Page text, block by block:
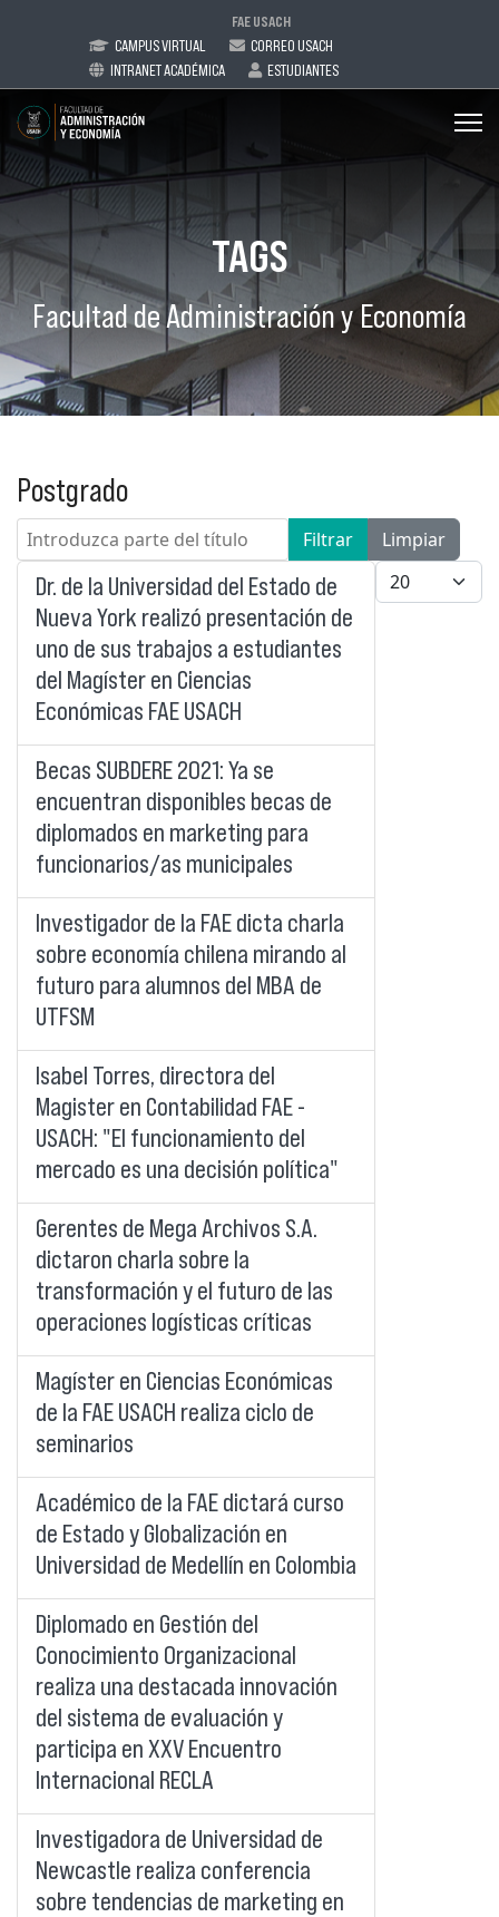
FAE USACH
CAMPUS VIRTUAL
CORREO USACH
INTRANET ACADÉMICA
ESTUDIANTES
TAGS
Facultad de Administración y Economía
Postgrado
Introduzca parte del título Filtrar
Limpiar
Cantidad a
Dr. de la Universidad del Estado de
Nueva York realizó presentación de
uno de sus trabajos a estudiantes
del Magíster en Ciencias
Económicas FAE USACH
Becas SUBDERE 2021: Ya se
encuentran disponibles becas de
diplomados en marketing para
funcionarios/as municipales
Investigador de la FAE dicta charla
sobre economía chilena mirando al
futuro para alumnos del MBA de
UTFSM
Isabel Torres, directora del
Magister en Contabilidad FAE -
USACH: "El funcionamiento del
mercado es una decisión política"
Gerentes de Mega Archivos S.A.
dictaron charla sobre la
transformación y el futuro de las
operaciones logísticas críticas
Magíster en Ciencias Económicas
de la FAE USACH realiza ciclo de
seminarios
Académico de la FAE dictará curso
de Estado y Globalización en
Universidad de Medellín en Colombia
Diplomado en Gestión del
Conocimiento Organizacional
realiza una destacada innovación
del sistema de evaluación y
participa en XXV Encuentro
Internacional RECLA
Investigadora de Universidad de
Newcastle realiza conferencia
sobre tendencias de marketing en